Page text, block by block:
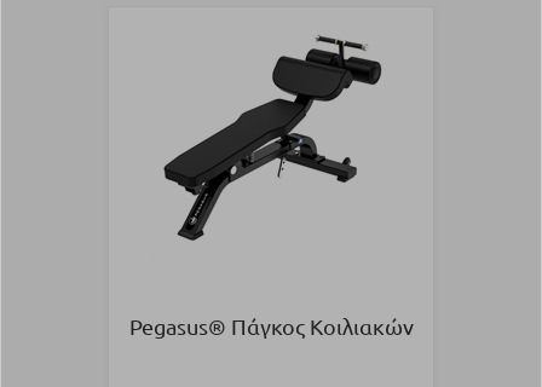
Pegasus® Πάγκος Κοιλιακών